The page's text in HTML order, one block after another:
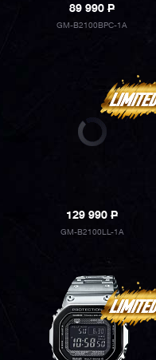
89 990P
GM-B2100BPC-1A
129 990P
GM-B2100LL-1A